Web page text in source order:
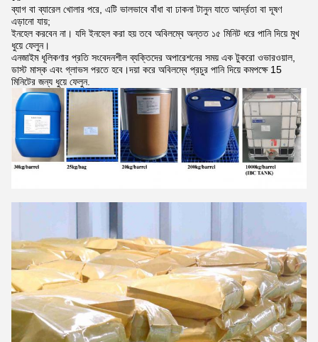
ব্যাগ বা ব্যারেল খোলার পরে, এটি ভালভাবে বাঁধা বা ঢাকনা টানুন যাতে আর্দ্রতা বা দূষণ
এড়ানো যায়;
ইনহেল করবেন না। যদি ইনহেল করা হয় তবে অবিলম্বে অন্তত ১৫ মিনিট ধরে পানি দিয়ে মুখ
ধুয়ে ফেলুন।
এনজাইম ধূলিকণার প্রতি সংবেদনশীল ব্যক্তিদের অপারেশনের সময় এক টুকরো ওভারওয়াল,
ডাস্ট মাস্ক এবং গ্লাভস পরতে হবে।দয়া করে অবিলম্বে প্রচুর পানি দিয়ে কমপক্ষে 15
মিনিটের জন্য ধুয়ে ফেলুন.